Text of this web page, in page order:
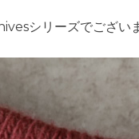
シリーズでございま